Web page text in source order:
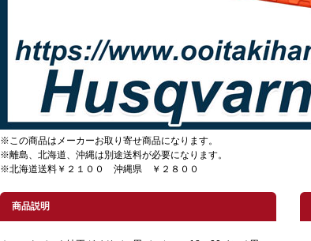
※この商品はメーカーお取り寄せ商品になります。
※離島、北海道、沖縄は別途送料が必要になります。
※北海道送料￥２１００ 沖縄県 ￥２８００
商品説明